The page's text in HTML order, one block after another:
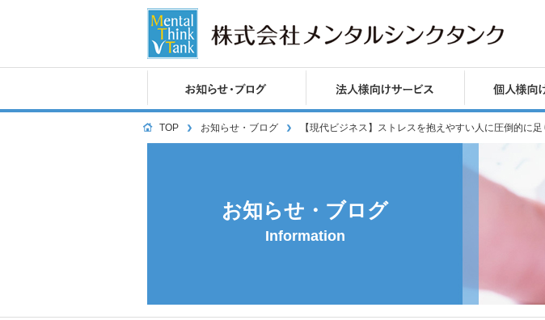
TOP お知らせ・ブログ 【現代ビジネス】ストレスを抱えやすい人に圧倒的に
お知らせ・ブログ
Information